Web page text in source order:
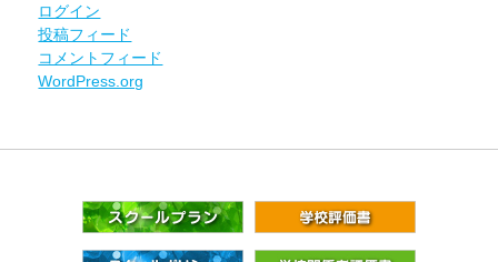
ログイン
投稿フィード
コメントフィード
WordPress.org